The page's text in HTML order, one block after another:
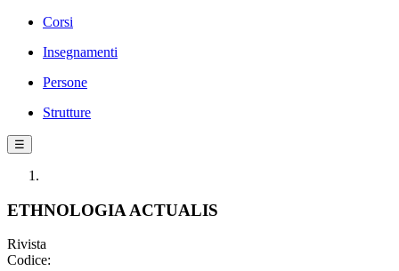
Corsi
Insegnamenti
Persone
Strutture
☰
ETHNOLOGIA ACTUALIS
Rivista
Codice: